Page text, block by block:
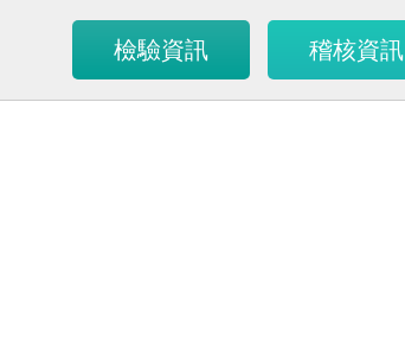
檢驗資訊 稽核資訊